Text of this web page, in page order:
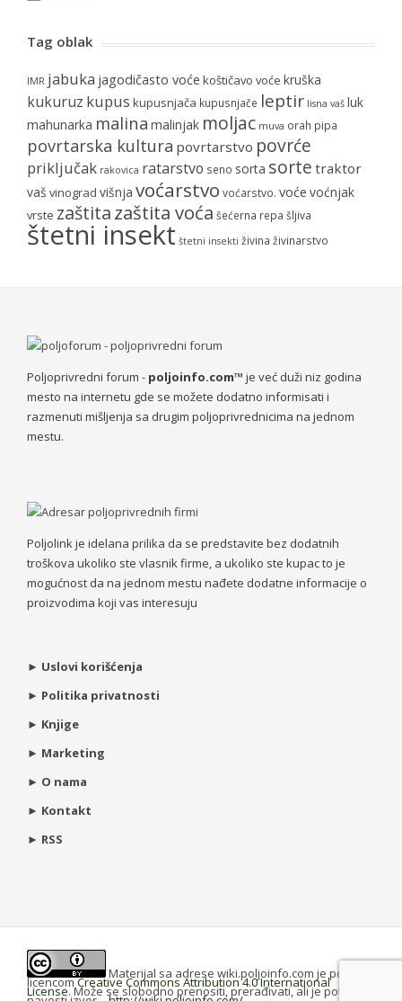
Tag oblak
IMR jabuka jagodičasto voće koštičavo voće kruška
kukuruz kupus kupusnjača kupusnjače leptir lisna vaš luk
mahunarka malina malinjak moljac muva orah pipa
povrtarska kultura povrtarstvo povrće
priključak rakovica ratarstvo seno sorta sorte traktor
vaš vinograd višnja voćarstvo voćarstvo. voće voćnjak
vrste zaštitazaštita voća šećerna repa šljiva
štetni insekt štetni insekti živina živinarstvo
Poljoprivredni forum - poljoinfo.com™ je već duži niz godina
mesto na internetu gde se možete dodatno informisati i
razmenuti mišljenja sa drugim poljoprivrednicima na jednom
mestu.
Poljolink je idelana prilika da se predstavite bez dodatnih
troškova ukoliko ste vlasnik firme, a ukoliko ste kupac to je
mogućnost da na jednom mestu nađete dodatne informacije o
proizvodima koji vas interesuju
► Uslovi korišćenja
► Politika privatnosti
► Knjige
► Marketing
► O nama
► Kontakt
► RSS
Materijal sa adrese wiki.poljoinfo.com je pod
licencomCreative Commons Attribution 4.0 International
License. Može se slobodno prenositi, prerađivati, ali je potrebno